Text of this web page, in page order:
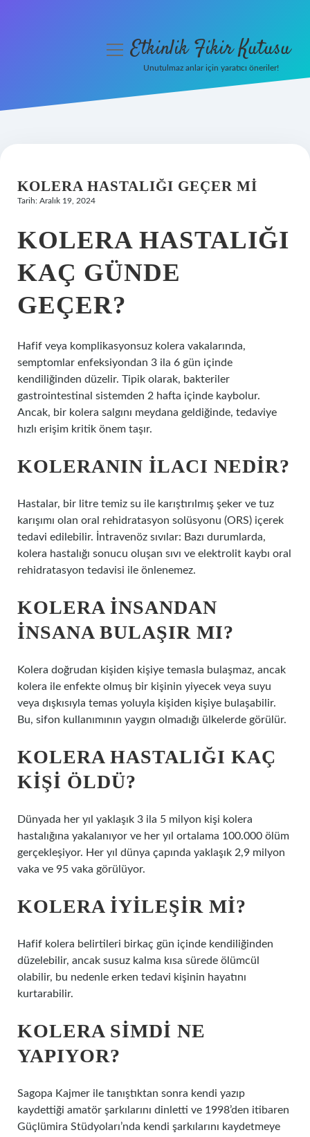
Hakkımızda
menüyüEtkinlik Fikir Kutusu
Unutulmaz anlar için yaratıcı öneriler!
KOLERA HASTALIĞI GEÇER MI
Tarih: Aralık 19, 2024
KOLERA HASTALIĞI
KAÇ GÜNDE
GEÇER?
Hafif veya komplikasyonsuz kolera vakalarında,
semptomlar enfeksiyondan 3 ila 6 gün içinde
kendiliğinden düzelir. Tipik olarak, bakteriler
gastrointestinal sistemden 2 hafta içinde kaybolur.
Ancak, bir kolera salgını meydana geldiğinde, tedaviye
hızlı erişim kritik önem taşır.
KOLERANIN ILACI NEDIR?
Hastalar, bir litre temiz su ile karıştırılmış şeker ve tuz
karışımı olan oral rehidratasyon solüsyonu (ORS) içerek
tedavi edilebilir. İntravenöz sıvılar: Bazı durumlarda,
kolera hastalığı sonucu oluşan sıvı ve elektrolit kaybı oral
rehidratasyon tedavisi ile önlenemez.
KOLERA INSANDAN
INSANA BULAŞIR MI?
Kolera doğrudan kişiden kişiye temasla bulaşmaz, ancak
kolera ile enfekte olmuş bir kişinin yiyecek veya suyu
veya dışkısıyla temas yoluyla kişiden kişiye bulaşabilir.
Bu, sifon kullanımının yaygın olmadığı ülkelerde görülür.
KOLERA HASTALIĞI KAÇ
KIŞI ÖLDÜ?
Dünyada her yıl yaklaşık 3 ila 5 milyon kişi kolera
hastalığına yakalanıyor ve her yıl ortalama 100.000 ölüm
gerçekleşiyor. Her yıl dünya çapında yaklaşık 2,9 milyon
vaka ve 95 vaka görülüyor.
KOLERA IYILEŞIR MI?
Hafif kolera belirtileri birkaç gün içinde kendiliğinden
düzelebilir, ancak susuz kalma kısa sürede ölümcül
olabilir, bu nedenle erken tedavi kişinin hayatını
kurtarabilir.
KOLERA SIMDI NE
YAPIYOR?
Sagopa Kajmer ile tanıştıktan sonra kendi yazıp
kaydettiği amatör şarkılarını dinletti ve 1998’den itibaren
Güçlümira Stüdyoları’nda kendi şarkılarını kaydetmeye